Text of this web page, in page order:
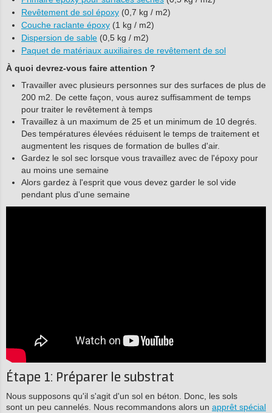
Revêtement de sol époxy (0,7 kg / m2)
Couche raclante époxy (1 kg / m2)
Dispersion de sable (0,5 kg / m2)
Paquet de matériaux auxiliaires de revêtement de sol
À quoi devrez-vous faire attention ?
Travailler avec plusieurs personnes sur des surfaces de plus de
200 m2. De cette façon, vous aurez suffisamment de temps
pour traiter le revêtement à temps
Travaillez à un maximum de 25 et un minimum de 10 degrés.
Des températures élevées réduisent le temps de traitement et
augmentent les risques de formation de bulles d'air.
Gardez le sol sec lorsque vous travaillez avec de l'époxy pour
au moins une semaine
Alors gardez à l'esprit que vous devez garder le sol vide
pendant plus d'une semaine
Étape 1: Préparer le substrat
Nous supposons qu'il s'agit d'un sol en béton. Donc, les sols
sont un peu cannelés. Nous recommandons alors un apprêt spécial